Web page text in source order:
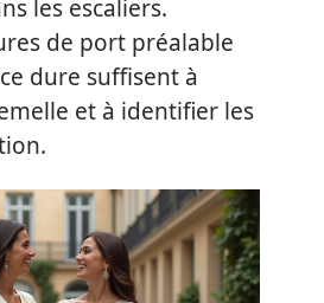
les escaliers.
de port préalable
dure suffisent à
et à identifier les